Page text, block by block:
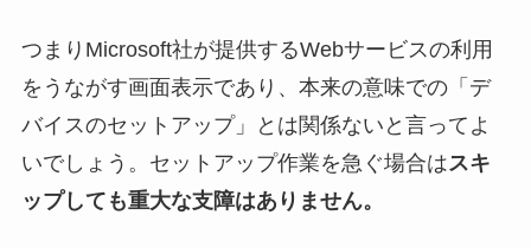
つまりMicrosoft社が提供するWebサービスの利用
をうながす画面表示であり、本来の意味での「デ
バイスのセットアップ」とは関係ないと言ってよ
いでしょう。セットアップ作業を急ぐ場合はスキ
ップしても重大な支障はありません。